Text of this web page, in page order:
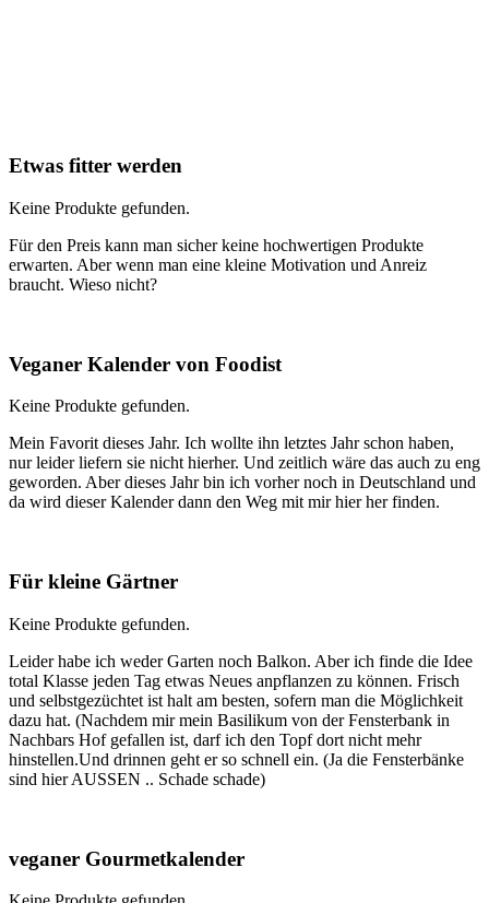
Etwas fitter werden
Keine Produkte gefunden.
Für den Preis kann man sicher keine hochwertigen Produkte
erwarten. Aber wenn man eine kleine Motivation und Anreiz
braucht. Wieso nicht?
Veganer Kalender von Foodist
Keine Produkte gefunden.
Mein Favorit dieses Jahr. Ich wollte ihn letztes Jahr schon haben,
nur leider liefern sie nicht hierher. Und zeitlich wäre das auch zu eng
geworden. Aber dieses Jahr bin ich vorher noch in Deutschland und
da wird dieser Kalender dann den Weg mit mir hier her finden.
Für kleine Gärtner
Keine Produkte gefunden.
Leider habe ich weder Garten noch Balkon. Aber ich finde die Idee
total Klasse jeden Tag etwas Neues anpflanzen zu können. Frisch
und selbstgezüchtet ist halt am besten, sofern man die Möglichkeit
dazu hat. (Nachdem mir mein Basilikum von der Fensterbank in
Nachbars Hof gefallen ist, darf ich den Topf dort nicht mehr
hinstellen.Und drinnen geht er so schnell ein. (Ja die Fensterbänke
sind hier AUSSEN .. Schade schade)
veganer Gourmetkalender